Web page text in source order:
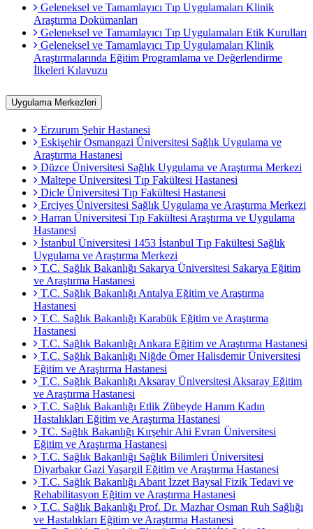
Geleneksel ve Tamamlayıcı Tıp Uygulamaları Klinik
Araştırma Dokümanları
Geleneksel ve Tamamlayıcı Tıp Uygulamaları Etik Kurulları
Geleneksel ve Tamamlayıcı Tıp Uygulamaları Klinik
Araştırmalarında Eğitim Programlama ve Değerlendirme
İlkeleri Kılavuzu
Uygulama Merkezleri
Erzurum Şehir Hastanesi
Eskişehir Osmangazi Üniversitesi Sağlık Uygulama ve
Araştırma Hastanesi
Düzce Üniversitesi Sağlık Uygulama ve Araştırma Merkezi
Maltepe Üniversitesi Tıp Fakültesi Hastanesi
Dicle Üniversitesi Tıp Fakültesi Hastanesi
Erciyes Üniversitesi Sağlık Uygulama ve Araştırma Merkezi
Harran Üniversitesi Tıp Fakültesi Araştırma ve Uygulama
Hastanesi
İstanbul Üniversitesi 1453 İstanbul Tıp Fakültesi Sağlık
Uygulama ve Araştırma Merkezi
T.C. Sağlık Bakanlığı Sakarya Üniversitesi Sakarya Eğitim
ve Araştırma Hastanesi
T.C. Sağlık Bakanlığı Antalya Eğitim ve Araştırma
Hastanesi
T.C. Sağlık Bakanlığı Karabük Eğitim ve Araştırma
Hastanesi
T.C. Sağlık Bakanlığı Ankara Eğitim ve Araştırma Hastanesi
T.C. Sağlık Bakanlığı Niğde Ömer Halisdemir Üniversitesi
Eğitim ve Araştırma Hastanesi
T.C. Sağlık Bakanlığı Aksaray Üniversitesi Aksaray Eğitim
ve Araştırma Hastanesi
T.C. Sağlık Bakanlığı Etlik Zübeyde Hanım Kadın
Hastalıkları Eğitim ve Araştırma Hastanesi
TC. Sağlık Bakanlığı Kırşehir Ahi Evran Üniversitesi
Eğitim ve Araştırma Hastanesi
T.C. Sağlık Bakanlığı Sağlık Bilimleri Üniversitesi
Diyarbakır Gazi Yaşargil Eğitim ve Araştırma Hastanesi
T.C. Sağlık Bakanlığı Abant İzzet Baysal Fizik Tedavi ve
Rehabilitasyon Eğitim ve Araştırma Hastanesi
T.C. Sağlık Bakanlığı Prof. Dr. Mazhar Osman Ruh Sağlığı
ve Hastalıkları Eğitim ve Araştırma Hastanesi